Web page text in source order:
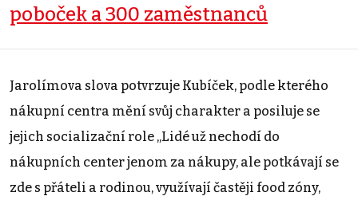
poboček a 300 zaměstnanců
Jarolímova slova potvrzuje Kubíček, podle kterého
nákupní centra mění svůj charakter a posiluje se
jejich socializační role „Lidé už nechodí do
nákupních center jenom za nákupy, ale potkávají se
zde s přáteli a rodinou, využívají častěji food zóny,